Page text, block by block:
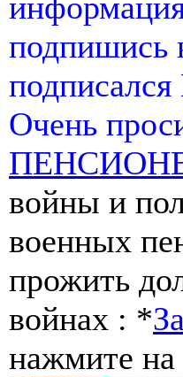
Очень
войны и
военных
прожить
войнах : *
нажмите на